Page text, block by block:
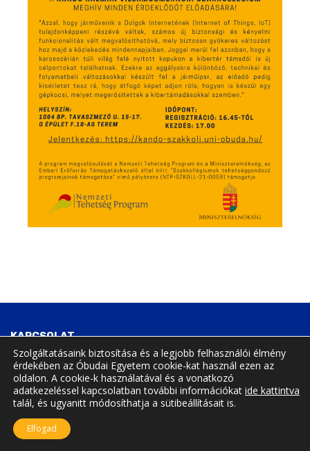
KAPCSOLAT
Tavaszmező utca 15., Budapest, Hungary, 1084
Szolgáltatásaink biztosítása és a legjobb felhasználói élmény
érdekében az Óbudai Egyetem cookie-kat használ ezen az
oldalon. A cookie-k használatával és a vonatkozó
adatkezeléssel kapcsolatban további információkat ide kattintva
talál, és ugyanitt módosíthatja a sütibeállításait is.
Elfogad